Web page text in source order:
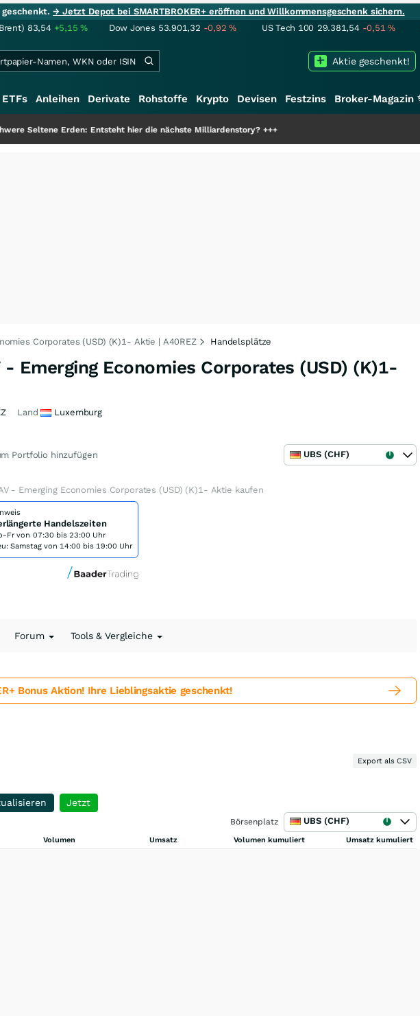
geschenkt.→ Jetzt Depot bei SMARTBROKER+ eröffnen und Willkommensgeschenk sichern.
83,54 +5,15% Dow Jones 53.901,32 -0,92% US Tech 100 29.381,54 -0,51%
Aktie geschenkt!
ETFs Anleihen Derivate Rohstoffe Krypto Devisen Festzins Broker-Magazin
Seltene Erden: Entsteht hier die nächste Milliardenstory?+++
Corporates (USD) (K)1- Aktie | A40REZ Handelsplätze
- Emerging Economies Corporates (USD) (K)1-
Land Luxemburg
Portfolio hinzufügen UBS (CHF)
- Emerging Economies Corporates (USD) (K)1- Aktie kaufen
Handelszeiten
Fr von 07:30 bis 23:00 Uhr
Samstag von 14:00 bis 19:00 Uhr
Forum Tools & Vergleiche
Bonus Aktion! Ihre Lieblingsaktie geschenkt!
Export als CSV
Jetzt
Börsenplatz UBS (CHF)
Volumen Umsatz Volumen kumuliert Umsatz kumuliert